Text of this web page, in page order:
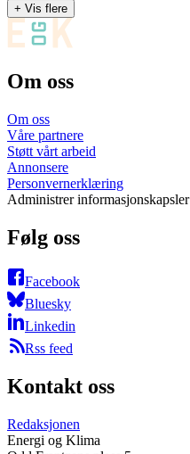
+ Vis flere
Om oss
Om oss
Våre partnere
Støtt vårt arbeid
Annonsere
Personvernerklæring
Administrer informasjonskapsler
Følg oss
Facebook
Bluesky
Linkedin
Rss feed
Kontakt oss
Redaksjonen
Energi og Klima